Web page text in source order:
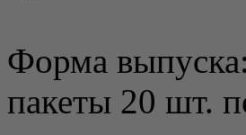
Форма
пакеты 20 шт.